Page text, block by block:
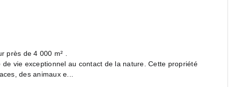
sur près de 4 000 m² .
vie exceptionnel au contact de la nature. Cette propriété
des animaux e...